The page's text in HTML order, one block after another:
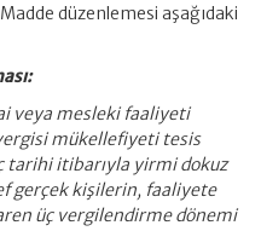
düzenlemesi aşağıdaki
veya mesleki faaliyeti
mükellefiyeti tesis
tarihi itibarıyla yirmi dokuz
gerçek kişilerin, faaliyete
üç vergilendirme dönemi